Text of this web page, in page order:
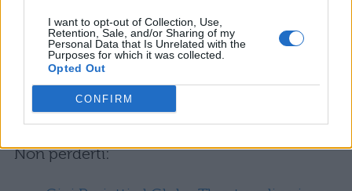
I want to opt-out of Collection, Use,
Retention, Sale, and/or Sharing of my
Personal Data that Is Unrelated with the
Purposes for which it was collected.
Opted Out
CONFIRM
il volto di Gigi sulla serranda del teatro
Brancaccio, da lui diretto dal 2001 al
2007; intorno al volto tanti 18 disegnati,
numero che si riferisce ad una delle
celebri battute d Proietti.
Non perderti: